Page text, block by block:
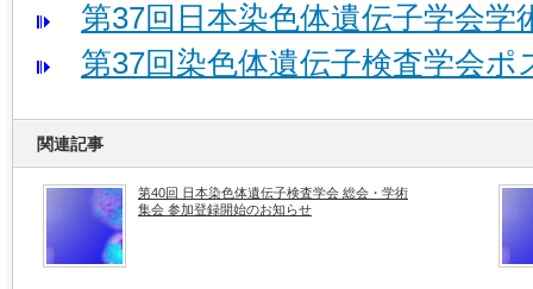
第37回日本染色体遺伝子学会学
第37回染色体遺伝子検査学会ポ
関連記事
第40回 日本染色体遺伝子検査学会 総会・学術
集会 参加登録開始のお知らせ